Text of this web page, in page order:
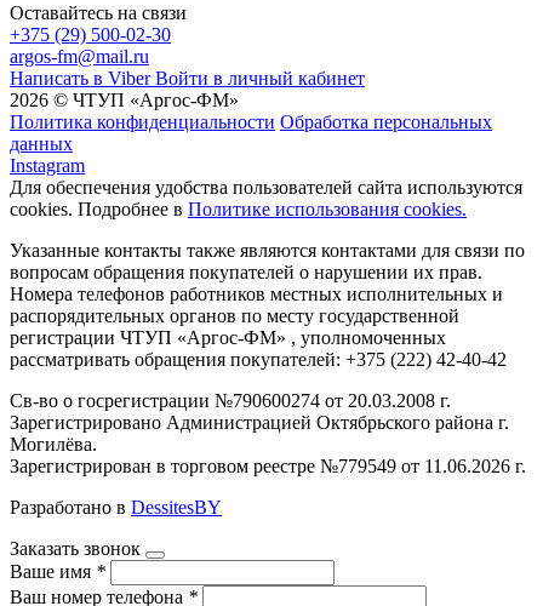
Оставайтесь на связи
+375 (29) 500-02-30
argos-fm@mail.ru
Написать в Viber Войти в личный кабинет
2026 © ЧТУП «Аргос-ФМ»
Политика конфиденциальности Обработка персональных
данных
Instagram
Для обеспечения удобства пользователей сайта используются
cookies. Подробнее в Политике использования cookies.
Указанные контакты также являются контактами для связи по
вопросам обращения покупателей о нарушении их прав.
Номера телефонов работников местных исполнительных и
распорядительных органов по месту государственной
регистрации ЧТУП «Аргос-ФМ» , уполномоченных
рассматривать обращения покупателей: +375 (222) 42-40-42
Св-во о госрегистрации №790600274 от 20.03.2008 г.
Зарегистрировано Администрацией Октябрьского района г.
Могилёва.
Зарегистрирован в торговом реестре №779549 от 11.06.2026 г.
Разработано в DessitesBY
Заказать звонок
Ваше имя *
Ваш номер телефона *